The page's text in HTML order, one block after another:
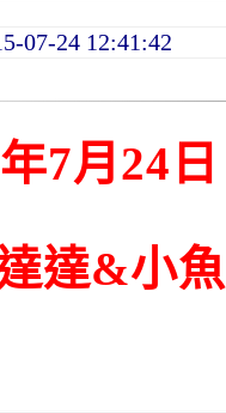
07-24 12:41:42
7月24日
達&小魚